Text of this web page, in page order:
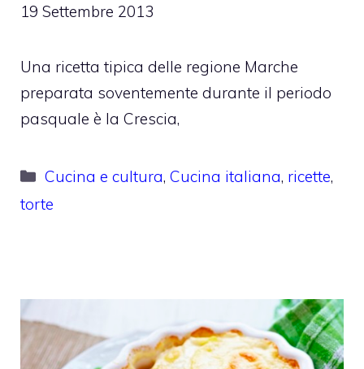
19 Settembre 2013
Una ricetta tipica delle regione Marche
preparata soventemente durante il periodo
pasquale è la Crescia,
Categorie
Cucina e cultura,Cucina italiana, ricette,
torte